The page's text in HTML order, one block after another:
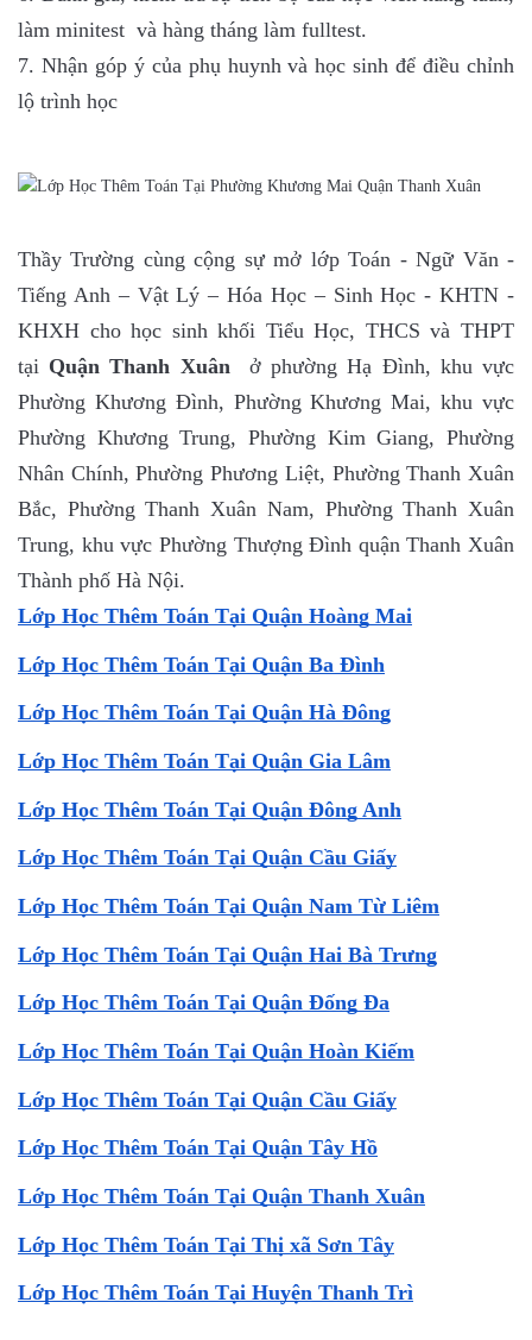
làm minitest và hàng tháng làm fulltest.
7. Nhận góp ý của phụ huynh và học sinh để điều chỉnh
lộ trình học
Thầy Trường cùng cộng sự mở lớp Toán - Ngữ Văn -
Tiếng Anh – Vật Lý – Hóa Học – Sinh Học - KHTN -
KHXH cho học sinh khối Tiểu Học, THCS và THPT
tại Quận Thanh Xuânở phường Hạ Đình, khu vực
Phường Khương Đình, Phường Khương Mai, khu vực
Phường Khương Trung, Phường Kim Giang, Phường
Nhân Chính, Phường Phương Liệt, Phường Thanh Xuân
Bắc, Phường Thanh Xuân Nam, Phường Thanh Xuân
Trung, khu vực Phường Thượng Đình quận Thanh Xuân
Thành phố Hà Nội.
Lớp Học Thêm Toán Tại Quận Hoàng Mai
Lớp Học Thêm Toán Tại Quận Ba Đình
Lớp Học Thêm Toán Tại Quận Hà Đông
Lớp Học Thêm Toán Tại Quận Gia Lâm
Lớp Học Thêm Toán Tại Quận Đông Anh
Lớp Học Thêm Toán Tại Quận Cầu Giấy
Lớp Học Thêm Toán Tại Quận Nam Từ Liêm
Lớp Học Thêm Toán Tại Quận Hai Bà Trưng
Lớp Học Thêm Toán Tại Quận Đống Đa
Lớp Học Thêm Toán Tại Quận Hoàn Kiếm
Lớp Học Thêm Toán Tại Quận Cầu Giấy
Lớp Học Thêm Toán Tại Quận Tây Hồ
Lớp Học Thêm Toán Tại Quận Thanh Xuân
Lớp Học Thêm Toán Tại Thị xã Sơn Tây
Lớp Học Thêm Toán Tại Huyện Thanh Trì